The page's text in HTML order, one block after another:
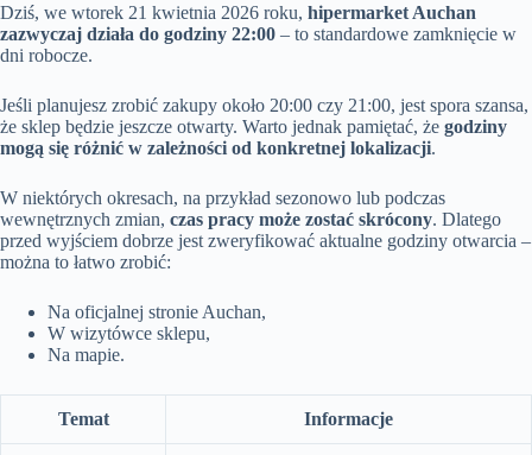
Dziś, we wtorek 21 kwietnia 2026 roku, hipermarket Auchan
zazwyczaj działa do godziny 22:00 – to standardowe zamknięcie w
dni robocze.
Jeśli planujesz zrobić zakupy około 20:00 czy 21:00, jest spora szansa,
że sklep będzie jeszcze otwarty. Warto jednak pamiętać, że godziny
mogą się różnić w zależności od konkretnej lokalizacji.
W niektórych okresach, na przykład sezonowo lub podczas
wewnętrznych zmian, czas pracy może zostać skrócony. Dlatego
przed wyjściem dobrze jest zweryfikować aktualne godziny otwarcia –
można to łatwo zrobić:
Na oficjalnej stronie Auchan,
W wizytówce sklepu,
Na mapie.
Temat Informacje